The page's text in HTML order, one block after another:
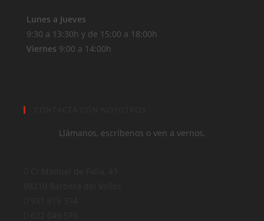
Lunes a Jueves
9:30 a 13:30h y de 15:00 a 18:00h
Viernes 9:00 a 14:00h
Llámanos, escríbenos o ven a vernos.